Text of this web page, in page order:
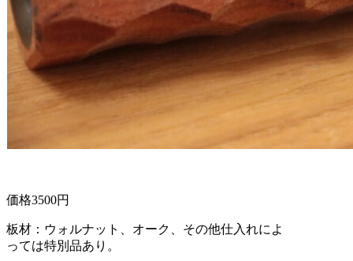
価格3500円
板材：ウォルナット、オーク、その他仕入れによ
っては特別品あり。